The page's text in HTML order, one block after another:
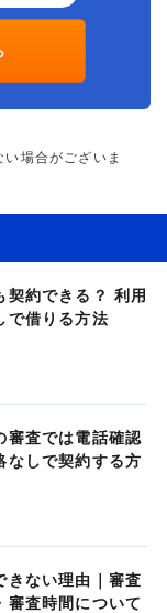
場合がございま
契約できる？ 利用
で借りる方法
審査では電話確認
なしで契約する方
きない理由｜審査
審査時間について